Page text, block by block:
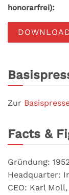
honorarfrei):
Zur
Facts &
Gründung:
Headquarter:
CEO: Karl